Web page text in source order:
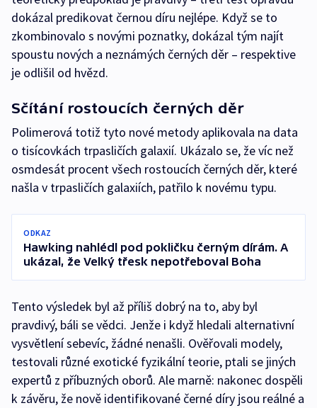
dokázal predikovat černou díru nejlépe. Když se to
zkombinovalo s novými poznatky, dokázal tým najít
spoustu nových a neznámých černých děr – respektive
je odlišil od hvězd.
Sčítání rostoucích černých děr
Polimerová totiž tyto nové metody aplikovala na data
o tisícovkách trpasličích galaxií. Ukázalo se, že víc než
osmdesát procent všech rostoucích černých děr, které
našla v trpasličích galaxiích, patřilo k novému typu.
ODKAZ
Hawking nahlédl pod pokličku černým dírám. A
ukázal, že Velký třesk nepotřeboval Boha
Tento výsledek byl až příliš dobrý na to, aby byl
pravdivý, báli se vědci. Jenže i když hledali alternativní
vysvětlení sebevíc, žádné nenašli. Ověřovali modely,
testovali různé exotické fyzikální teorie, ptali se jiných
expertů z příbuzných oborů. Ale marně: nakonec dospěli
k závěru, že nově identifikované černé díry jsou reálné a